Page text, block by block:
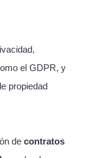
el GDPR, y
propiedad
de contratos